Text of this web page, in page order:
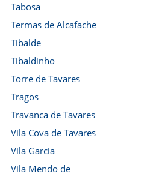
Tabosa
Termas de Alcafache
Tibalde
Tibaldinho
Torre de Tavares
Tragos
Travanca de Tavares
Vila Cova de Tavares
Vila Garcia
Vila Mendo de